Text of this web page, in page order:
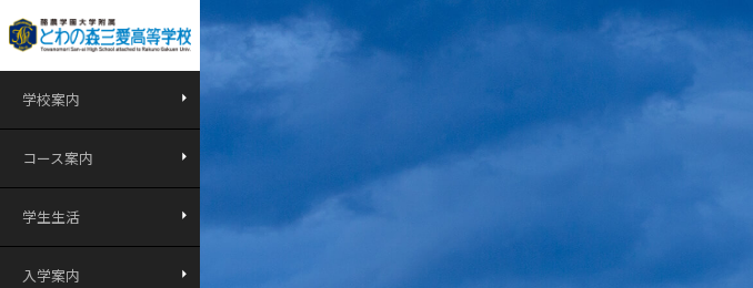
学校案内
コース案内
学生生活
入学案内